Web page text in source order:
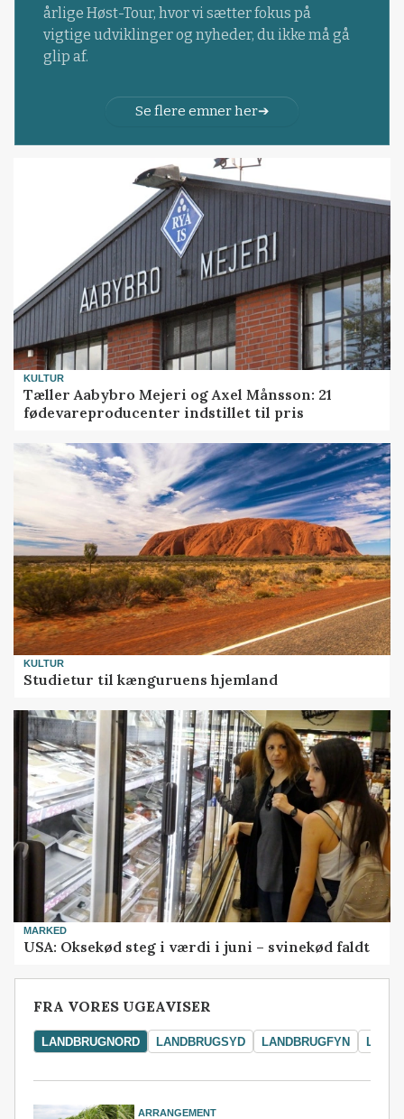
årlige Høst-Tour, hvor vi sætter fokus på
vigtige udviklinger og nyheder, du ikke må gå
glip af.
Se flere emner her
KULTUR
Tæller Aabybro Mejeri og Axel Månsson: 21
fødevareproducenter indstillet til pris
KULTUR
Studietur til kænguruens hjemland
MARKED
USA: Oksekød steg i værdi i juni – svinekød faldt
FRA VORES UGEAVISER
LANDBRUGNORD LANDBRUGSYD LANDBRUGFYN
ARRANGEMENT